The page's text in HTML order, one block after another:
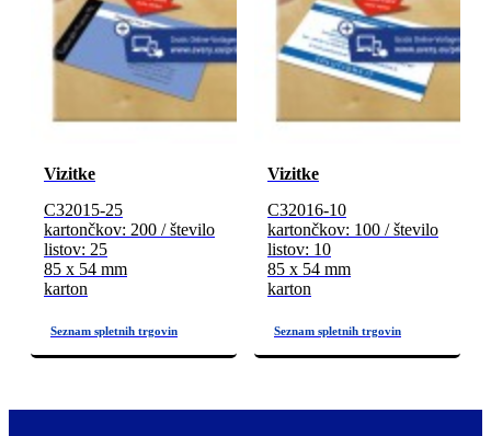
Vizitke
C32015-25
kartončkov: 200 / število
listov: 25
85 x 54 mm
karton
Vizitke
C32016-10
kartončkov: 100 / število
listov: 10
85 x 54 mm
karton